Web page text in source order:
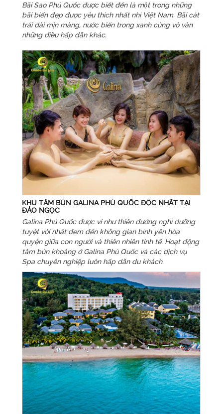
Bãi Sao Phú Quốc được biết đến là một trong những
bãi biển đẹp được yêu thích nhất nhì Việt Nam. Bãi cát
trải dài mịn màng, nước biển trong xanh cùng vô vàn
những điều hấp dẫn khác.
KHU TẮM BÙN GALINA PHÚ QUỐC ĐỘC NHẤT TẠI
ĐẢO NGỌC
Galina Phú Quốc được ví như thiên đường nghỉ dưỡng
tuyệt vời nhất đem đến không gian bình yên hòa
quyện giữa con người và thiên nhiên tinh tế. Hoạt động
tắm bùn khoáng ở Galina Phú Quốc và các dịch vụ
Spa chuyên nghiệp luôn hấp dẫn du khách.